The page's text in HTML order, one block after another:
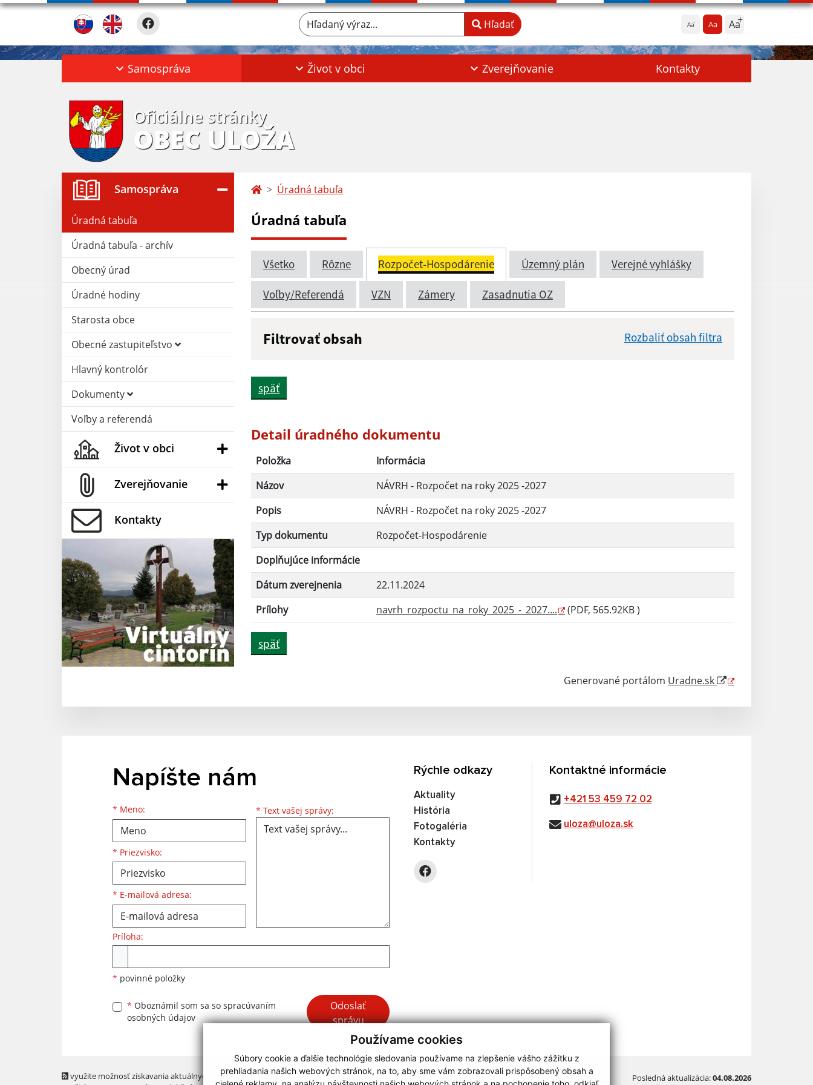
Používame cookies
Súbory cookie a ďalšie technológie sledovania používame na zlepšenie vášho zážitku z
prehliadania našich webových stránok, na to, aby sme vám zobrazovali prispôsobený obsah a
Aa Aa Aa
Hľadaný výraz... Hľadať
Samospráva Život v obci Zverejňovanie Kontakty
Oficiálne stránky
OBEC ULOŽA
Samospráva
Úradná tabuľa
Úradná tabuľa - archív
Obecný úrad
Úradné hodiny
Starosta obce
Obecné zastupiteľstvo
Hlavný kontrolór
Dokumenty
Voľby a referendá
Život v obci
Zverejňovanie
Kontakty
Úradná tabuľa
Úradná tabuľa
Všetko Rôzne Rozpočet-Hospodárenie Územný plán Verejné vyhlášky
Voľby/Referendá VZN Zámery Zasadnutia OZ
Filtrovať obsah Rozbaliť obsah filtra
Filtrovať Reset
späť
Detail úradného dokumentu
Položka
Informácia
Názov
NÁVRH - Rozpočet na roky 2025 -2027
Popis
NÁVRH - Rozpočet na roky 2025 -2027
Typ dokumentu
Rozpočet-Hospodárenie
Doplňujúce informácie
Dátum zverejnenia
22.11.2024
Prílohy
navrh_rozpoctu_na_roky_2025_-_2027.... (PDF, 565.92KB )
späť
Generované portálom Uradne.sk
Napíšte nám
* Meno:
Meno
* Priezvisko:
Priezvisko
* E-mailová adresa:
E-mailová adresa * Text vašej správy: Text vašej správy...
Príloha:
* povinné položky
* Oboznámil som sa so spracúvaním
osobných údajov
Google reCaptcha Response
Odoslať
správu
Rýchle odkazy
Aktuality
História
Fotogaléria
Kontakty
Kontaktné informácie
+421 53 459 72 02
uloza@uloza.sk
využite možnosť získavania aktuálnych informácií s
Posledná aktualizácia:04.08.2026